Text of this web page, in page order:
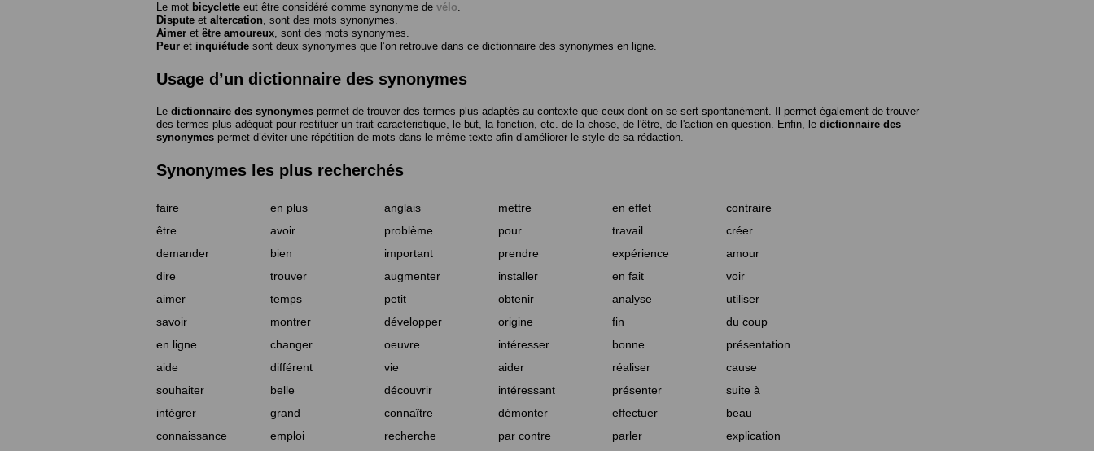
Le mot bicyclette eut être considéré comme synonyme de vélo.
Dispute et altercation, sont des mots synonymes.
Aimer et être amoureux, sont des mots synonymes.
Peur et inquiétude sont deux synonymes que l’on retrouve dans ce dictionnaire des synonymes en ligne.
Usage d’un dictionnaire des synonymes
Le dictionnaire des synonymes permet de trouver des termes plus adaptés au contexte que ceux dont on se sert spontanément. Il permet également de trouver
des termes plus adéquat pour restituer un trait caractéristique, le but, la fonction, etc. de la chose, de l'être, de l'action en question. Enfin, le dictionnaire des
synonymes permet d’éviter une répétition de mots dans le même texte afin d’améliorer le style de sa rédaction.
Synonymes les plus recherchés
faire en plus anglais mettre en effet
contraire
être
avoir problème pour travail
créer
demander
bien important prendre expérience
amour
dire
trouver augmenter installer en fait
voir
aimer
temps petit obtenir analyse
utiliser
savoir
montrer développer origine fin
du coup
en ligne
changer oeuvre intéresser bonne
présentation
aide
différent vie aider réaliser
cause
souhaiter
belle découvrir intéressant présenter
suite à
intégrer
grand connaître démonter effectuer
beau
connaissance
emploi recherche par contre parler explication